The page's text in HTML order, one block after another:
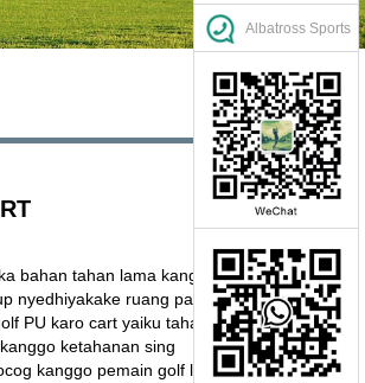
bahan tahan lama kanggo njamin
nyedhiyakake ruang panyimpenan
PU karo cart yaiku tahan
ketahanan sing
kanggo pemain golf lan
Albatross Sports